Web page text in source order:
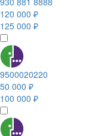
120 000 ₽
125 000 ₽
9500020220
50 000 ₽
100 000 ₽